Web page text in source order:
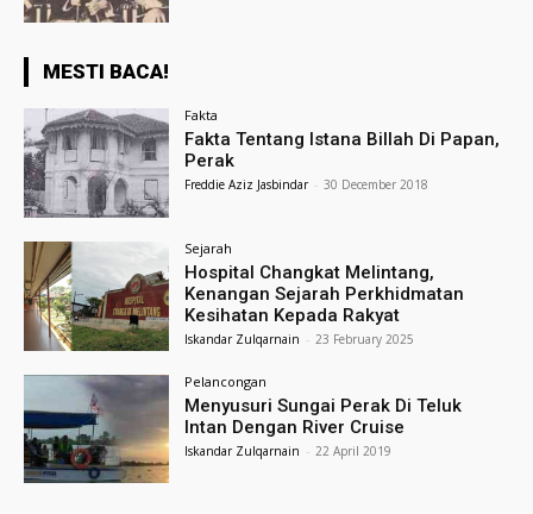
MESTI BACA!
Fakta
Fakta Tentang Istana Billah Di Papan,
Perak
Freddie Aziz Jasbindar - 30 December 2018
Sejarah
Hospital Changkat Melintang,
Kenangan Sejarah Perkhidmatan
Kesihatan Kepada Rakyat
Iskandar Zulqarnain - 23 February 2025
Pelancongan
Menyusuri Sungai Perak Di Teluk
Intan Dengan River Cruise
Iskandar Zulqarnain - 22 April 2019